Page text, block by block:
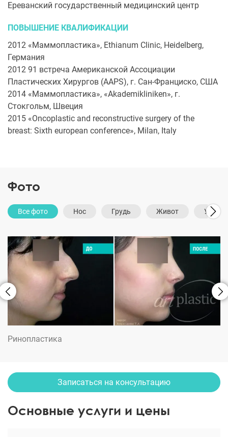
Ереванский государственный медицинский центр
ПОВЫШЕНИЕ КВАЛИФИКАЦИИ
2012 «Маммопластика», Ethianum Clinic, Heidelberg,
Германия
2012 91 встреча Американской Ассоциации
Пластических Хирургов (AAPS), г. Сан-Франциско, США
2014 «Маммопластика», «Akademikliniken», г.
Стокгольм, Швеция
2015 «Oncoplastic and reconstructive surgery of the
breast: Sixth european conference», Milan, Italy
Фото
Все фото Нос Грудь Живот Уши
Ринопластика
Записаться на консультацию
Основные услуги и цены